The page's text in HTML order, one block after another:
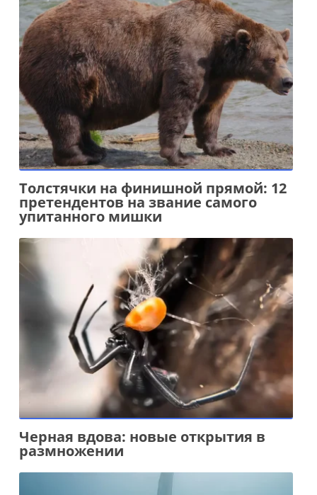
Толстячки на финишной прямой: 12
претендентов на звание самого
упитанного мишки
Черная вдова: новые открытия в
размножении